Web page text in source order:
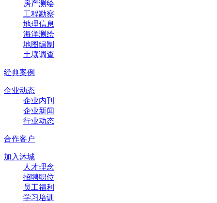
房产测绘
工程勘察
地理信息
海洋测绘
地图编制
土壤调查
经典案例
企业动态
企业内刊
企业新闻
行业动态
合作客户
加入沐城
人才理念
招聘职位
员工福利
学习培训